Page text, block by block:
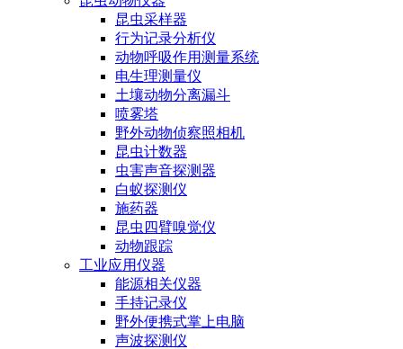
昆虫采样器
行为记录分析仪
动物呼吸作用测量系统
电生理测量仪
土壤动物分离漏斗
喷雾塔
野外动物侦察照相机
昆虫计数器
虫害声音探测器
白蚁探测仪
施药器
昆虫四臂嗅觉仪
动物跟踪
工业应用仪器
能源相关仪器
手持记录仪
野外便携式掌上电脑
声波探测仪